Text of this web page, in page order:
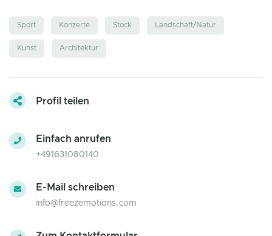
Sport Konzerte Stock Landschaft/Natur
Kunst Architektur
Profil teilen
Einfach anrufen
+491631080140
E-Mail schreiben
info@freezemotions.com